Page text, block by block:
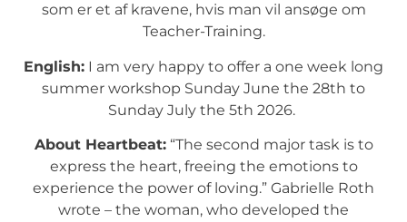
som er et af kravene, hvis man vil ansøge om
Teacher-Training.
English: I am very happy to offer a one week long
summer workshop Sunday June the 28th to
Sunday July the 5th 2026.
About Heartbeat:“The second major task is to
express the heart, freeing the emotions to
experience the power of loving.” Gabrielle Roth
wrote – the woman, who developed the